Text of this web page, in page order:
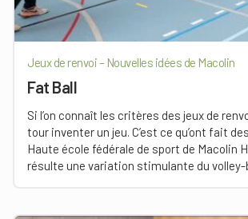
Jeux de renvoi – Nouvelles idées de Macolin
Fat Ball
Si l’on connaît les critères des jeux de
tour inventer un jeu. C’est ce qu’ont fait
Haute école fédérale de sport de Macolin
résulte une variation stimulante du volley-